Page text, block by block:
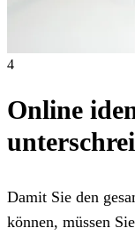
4
Online
Damit Sie den
können, müssen